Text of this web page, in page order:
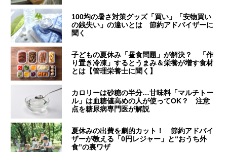
100均の暑さ対策グッズ「買い」「安物買い
の銭失い」の違いとは 節約アドバイザーに
聞く
子どもの夏休み「昼食問題」が解決？ 「作
り置き冷凍」するとうまみ＆栄養が増す食材
とは【管理栄養士に聞く】
カロリーは砂糖の半分…甘味料「マルチトー
ル」は血糖値高めの人が使ってOK？ 注意
点を糖尿病専門医が解説
夏休みの出費を劇的カット！ 節約アドバイ
ザーが教える「0円レジャー」と“おうち外
食”の裏ワザ